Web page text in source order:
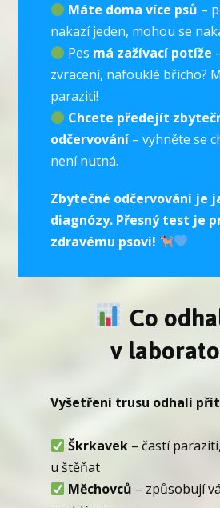
Máte doma více psů –
nakazí jeden, mohou se
Pes má zažívací potíže
zvracení, nafouklé břicho?
paraziti!
Chcete předejít
odčervování– vyhněte se
není nutná.
Zbytečné odčervování je
diagnózy. Přesný test je
zdravému psovi!
Co
v
Vyšetření trusu odhalí
Škrkavek– častí
u štěňat
Měchovců – způsobují